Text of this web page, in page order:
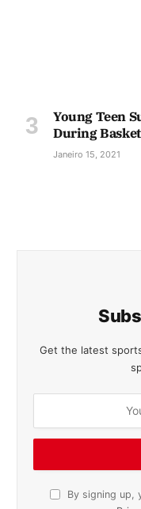
Young Teen
During
Janeiro 15, 2021
Get the latest
By signing up,